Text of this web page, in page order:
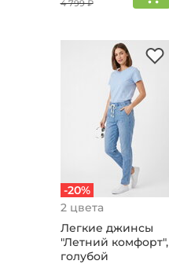
4 799 ₽
-20%
2 цвета
Легкие джинсы
"Летний комфорт",
голубой